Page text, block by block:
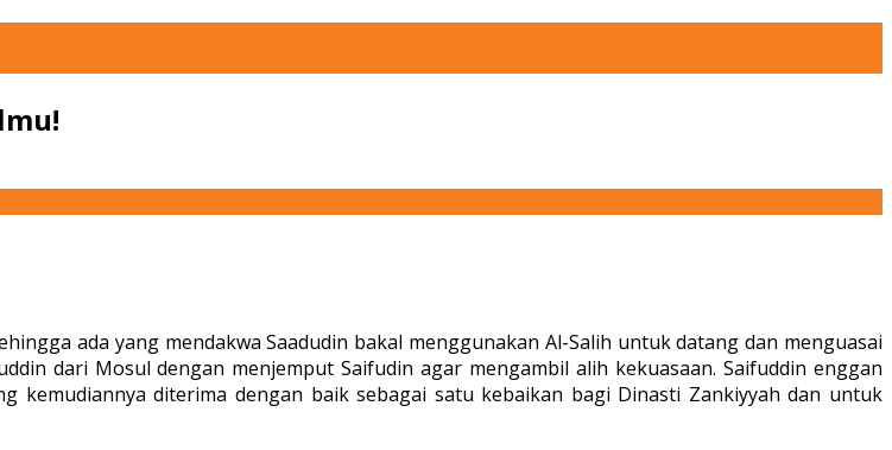
ada yang mendakwa Saadudin bakal menggunakan Al-Salih untuk datang dan menguasai
dari Mosul dengan menjemput Saifudin agar mengambil alih kekuasaan. Saifuddin enggan
kemudiannya diterima dengan baik sebagai satu kebaikan bagi Dinasti Zankiyyah dan untuk